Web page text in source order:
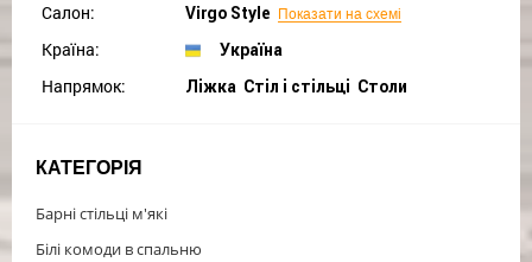
Салон: Virgo Style Показати на схемі
Країна: Україна
Напрямок: Ліжка Cтіл і стільці Столи
КАТЕГОРІЯ
Барні стільці м'які
Білі комоди в спальню